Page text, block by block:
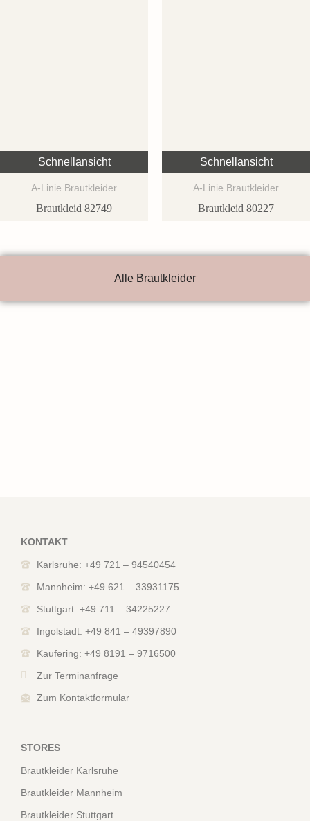
Schnellansicht
A-Linie Brautkleider
Brautkleid 82749
Schnellansicht
A-Linie Brautkleider
Brautkleid 80227
Alle Brautkleider
KONTAKT
Karlsruhe: +49 721 – 94540454
Mannheim: +49 621 – 33931175
Stuttgart: +49 711 – 34225227
Ingolstadt: +49 841 – 49397890
Kaufering: +49 8191 – 9716500
Zur Terminanfrage
Zum Kontaktformular
STORES
Brautkleider Karlsruhe
Brautkleider Mannheim
Brautkleider Stuttgart